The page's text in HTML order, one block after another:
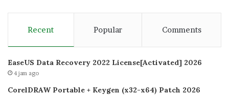
Recent Popular Comments
EaseUS Data Recovery 2022 License[Activated] 2026
4 jam ago
CorelDRAW Portable + Keygen (x32-x64) Patch 2026